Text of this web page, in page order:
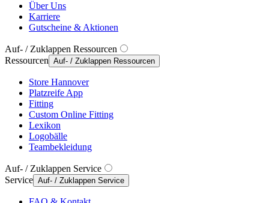
Über Uns
Karriere
Gutscheine & Aktionen
Auf- / Zuklappen Ressourcen
Ressourcen Auf- / Zuklappen Ressourcen
Store Hannover
Platzreife App
Fitting
Custom Online Fitting
Lexikon
Logobälle
Teambekleidung
Auf- / Zuklappen Service
Service Auf- / Zuklappen Service